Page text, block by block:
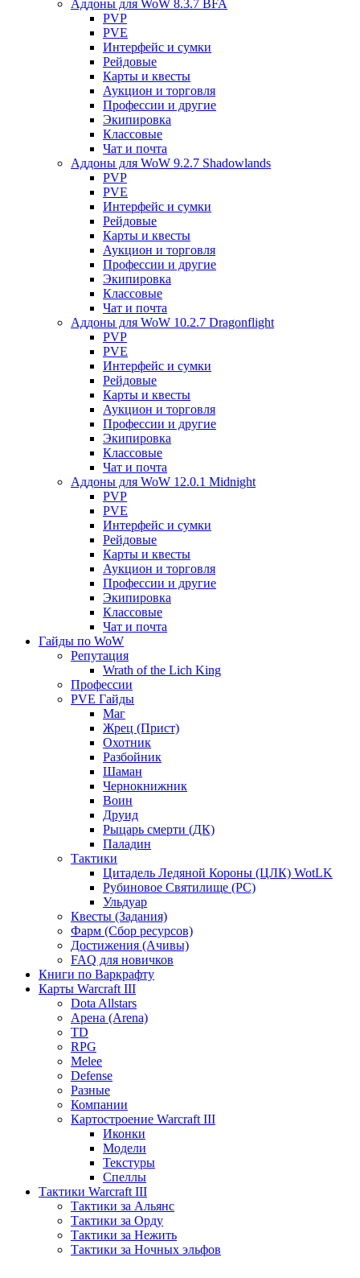
Аддоны для WoW 8.3.7 BFA
PVP
PVE
Интерфейс и сумки
Рейдовые
Карты и квесты
Аукцион и торговля
Профессии и другие
Экипировка
Классовые
Чат и почта
Аддоны для WoW 9.2.7 Shadowlands
PVP
PVE
Интерфейс и сумки
Рейдовые
Карты и квесты
Аукцион и торговля
Профессии и другие
Экипировка
Классовые
Чат и почта
Аддоны для WoW 10.2.7 Dragonflight
PVP
PVE
Интерфейс и сумки
Рейдовые
Карты и квесты
Аукцион и торговля
Профессии и другие
Экипировка
Классовые
Чат и почта
Аддоны для WoW 12.0.1 Midnight
PVP
PVE
Интерфейс и сумки
Рейдовые
Карты и квесты
Аукцион и торговля
Профессии и другие
Экипировка
Классовые
Чат и почта
Гайды по WoW
Репутация
Wrath of the Lich King
Профессии
PVE Гайды
Маг
Жрец (Прист)
Охотник
Разбойник
Шаман
Чернокнижник
Воин
Друид
Рыцарь смерти (ДК)
Паладин
Тактики
Цитадель Ледяной Короны (ЦЛК) WotLK
Рубиновое Святилище (РС)
Ульдуар
Квесты (Задания)
Фарм (Сбор ресурсов)
Достижения (Ачивы)
FAQ для новичков
Книги по Варкрафту
Карты Warcraft III
Dota Allstars
Арена (Arena)
TD
RPG
Melee
Defense
Разные
Компании
Картостроение Warcraft III
Иконки
Модели
Текстуры
Спеллы
Тактики Warcraft III
Тактики за Альянс
Тактики за Орду
Тактики за Нежить
Тактики за Ночных эльфов